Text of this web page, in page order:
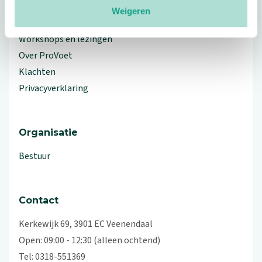
Weigeren
Workshops en lezingen
Over ProVoet
Klachten
Privacyverklaring
Organisatie
Bestuur
Contact
Kerkewijk 69, 3901 EC Veenendaal
Open: 09:00 - 12:30 (alleen ochtend)
Tel: 0318-551369